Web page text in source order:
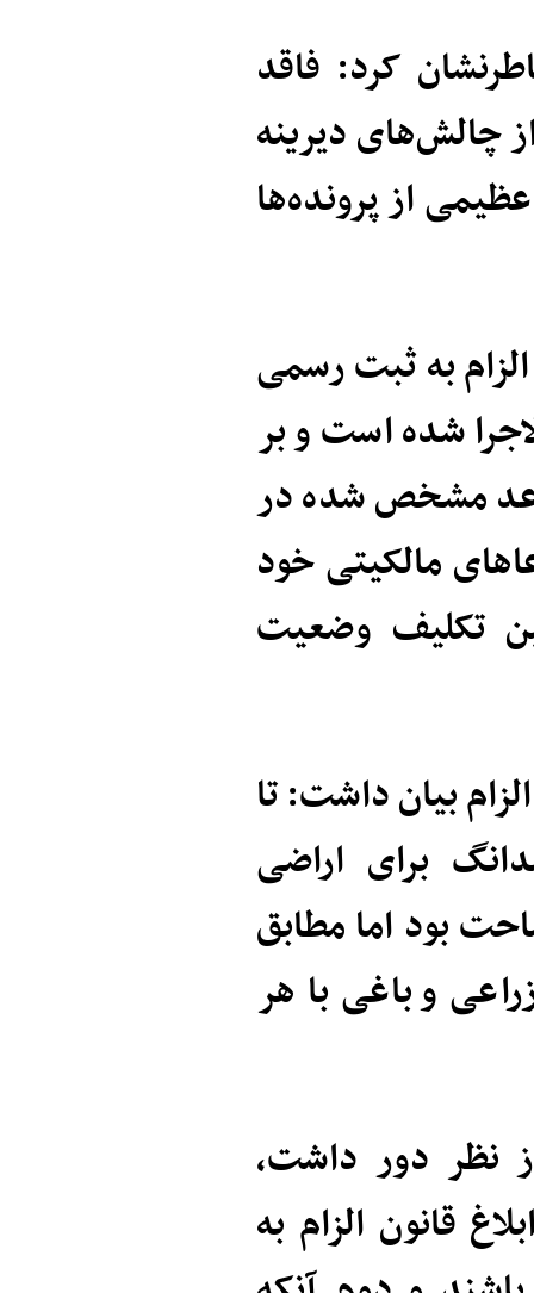
کرد: فاقد
چالش‌های دیرینه
از پرونده‌ها
به ثبت رسمی
شده است و بر
مشخص شده در
مالکیتی خود
تکلیف وضعیت
بیان داشت: تا
برای اراضی
بود اما مطابق
سند زراعی و باغی با هر
نظر دور داشت،
قانون الزام به